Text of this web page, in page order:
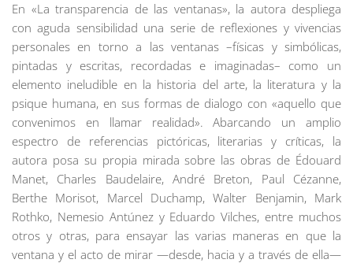
En «La transparencia de las ventanas», la autora despliega
con aguda sensibilidad una serie de reflexiones y vivencias
personales en torno a las ventanas –físicas y simbólicas,
pintadas y escritas, recordadas e imaginadas– como un
elemento ineludible en la historia del arte, la literatura y la
psique humana, en sus formas de dialogo con «aquello que
convenimos en llamar realidad». Abarcando un amplio
espectro de referencias pictóricas, literarias y críticas, la
autora posa su propia mirada sobre las obras de Édouard
Manet, Charles Baudelaire, André Breton, Paul Cézanne,
Berthe Morisot, Marcel Duchamp, Walter Benjamin, Mark
Rothko, Nemesio Antúnez y Eduardo Vilches, entre muchos
otros y otras, para ensayar las varias maneras en que la
ventana y el acto de mirar —desde, hacia y a través de ella—